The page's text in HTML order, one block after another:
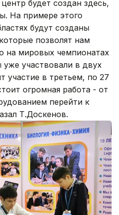
будет создан здесь,
На примере этого
будут созданы
позволят нам
на мировых чемпионатах
участвовали в двух
участие в третьем, по 27
огромная работа - от
перейти к
Т.Доскенов.